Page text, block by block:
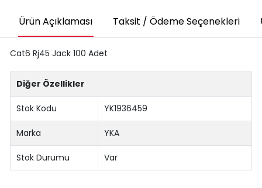
Ürün Açıklaması Taksit / Ödeme Seçenekleri
Cat6 Rj45 Jack 100 Adet
Diğer Özellikler
Stok Kodu YK1936459
Marka YKA
Stok Durumu Var